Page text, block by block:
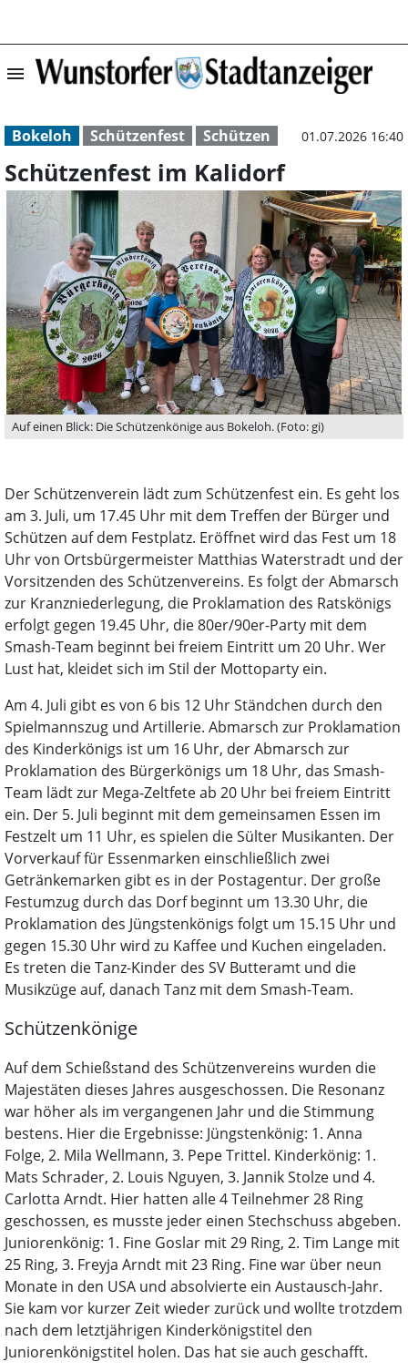
menu Schützenfest
Bokeloh Schützenfest Schützen 01.07.2026 16:40
Schützenfest im Kalidorf
Auf einen Blick: Die Schützenkönige aus Bokeloh. (Foto: gi)
Der Schützenverein lädt zum Schützenfest ein. Es geht los
am 3. Juli, um 17.45 Uhr mit dem Treffen der Bürger und
Schützen auf dem Festplatz. Eröffnet wird das Fest um 18
Uhr von Ortsbürgermeister Matthias Waterstradt und der
Vorsitzenden des Schützenvereins. Es folgt der Abmarsch
zur Kranzniederlegung, die Proklamation des Ratskönigs
erfolgt gegen 19.45 Uhr, die 80er/90er-Party mit dem
Smash-Team beginnt bei freiem Eintritt um 20 Uhr. Wer
Lust hat, kleidet sich im Stil der Mottoparty ein.
Am 4. Juli gibt es von 6 bis 12 Uhr Ständchen durch den
Spielmannszug und Artillerie. Abmarsch zur Proklamation
des Kinderkönigs ist um 16 Uhr, der Abmarsch zur
Proklamation des Bürgerkönigs um 18 Uhr, das Smash-
Team lädt zur Mega-Zeltfete ab 20 Uhr bei freiem Eintritt
ein. Der 5. Juli beginnt mit dem gemeinsamen Essen im
Festzelt um 11 Uhr, es spielen die Sülter Musikanten. Der
Vorverkauf für Essenmarken einschließlich zwei
Getränkemarken gibt es in der Postagentur. Der große
Festumzug durch das Dorf beginnt um 13.30 Uhr, die
Proklamation des Jüngstenkönigs folgt um 15.15 Uhr und
gegen 15.30 Uhr wird zu Kaffee und Kuchen eingeladen.
Es treten die Tanz-Kinder des SV Butteramt und die
Musikzüge auf, danach Tanz mit dem Smash-Team.
Schützenkönige
Auf dem Schießstand des Schützenvereins wurden die
Majestäten dieses Jahres ausgeschossen. Die Resonanz
war höher als im vergangenen Jahr und die Stimmung
bestens. Hier die Ergebnisse: Jüngstenkönig: 1. Anna
Folge, 2. Mila Wellmann, 3. Pepe Trittel. Kinderkönig: 1.
Mats Schrader, 2. Louis Nguyen, 3. Jannik Stolze und 4.
Carlotta Arndt. Hier hatten alle 4 Teilnehmer 28 Ring
geschossen, es musste jeder einen Stechschuss abgeben.
Juniorenkönig: 1. Fine Goslar mit 29 Ring, 2. Tim Lange mit
25 Ring, 3. Freyja Arndt mit 23 Ring. Fine war über neun
Monate in den USA und absolvierte ein Austausch-Jahr.
Sie kam vor kurzer Zeit wieder zurück und wollte trotzdem
nach dem letztjährigen Kinderkönigstitel den
Juniorenkönigstitel holen. Das hat sie auch geschafft.